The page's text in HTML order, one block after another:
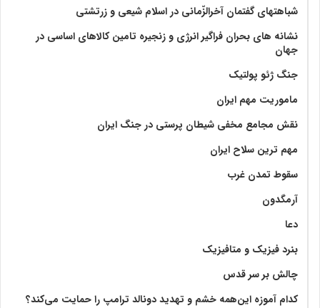
شباهتهای گفتمان آخر‌الزّمانی در اسلام شیعی و زرتشتی
نشانه های بحران فراگیر انرژی و زنجیره تامین کالاهای اساسی در
جهان
جنگ ژئو پولتیک
ماموریت مهم ایران
نقش مجامع مخفی شیطان پرستی در جنگ ایران
مهم ترین سلاح ایران
سقوط تمدن غرب
آرمگدون
دعا
بنرد فیزیک و متافیزیک
چالش بر سر قدس
کدام آموزه این‌همه خشم و تهدید دونالد ترامپ را حمایت می‌کند؟